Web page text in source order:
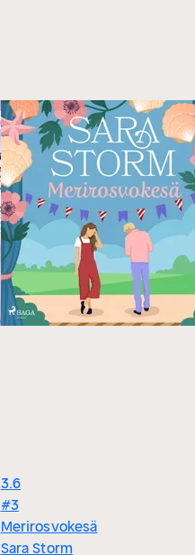
3.6
#3
Merirosvokesä
Sara Storm